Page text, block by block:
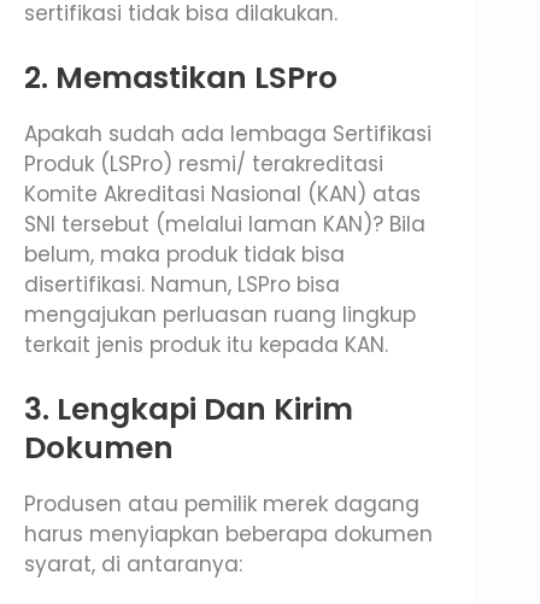
sertifikasi tidak bisa dilakukan.
2. Memastikan LSPro
Apakah sudah ada lembaga Sertifikasi
Produk (LSPro) resmi/ terakreditasi
Komite Akreditasi Nasional (KAN) atas
SNI tersebut (melalui laman KAN)? Bila
belum, maka produk tidak bisa
disertifikasi. Namun, LSPro bisa
mengajukan perluasan ruang lingkup
terkait jenis produk itu kepada KAN.
3. Lengkapi Dan Kirim
Dokumen
Produsen atau pemilik merek dagang
harus menyiapkan beberapa dokumen
syarat, di antaranya: